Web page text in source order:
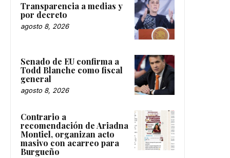
Transparencia a medias y
por decreto
agosto 8, 2026
Senado de EU confirma a
Todd Blanche como fiscal
general
agosto 8, 2026
Contrario a
recomendación de Ariadna
Montiel, organizan acto
masivo con acarreo para
Burgueño